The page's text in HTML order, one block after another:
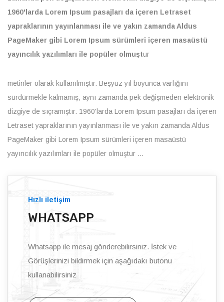
1960'larda Lorem Ipsum pasajları da içeren Letraset
yapraklarının yayınlanması ile ve yakın zamanda Aldus
PageMaker gibi Lorem Ipsum sürümleri içeren masaüstü
yayıncılık yazılımları ile popüler olmuştur
metinler olarak kullanılmıştır. Beşyüz yıl boyunca varlığını
sürdürmekle kalmamış, aynı zamanda pek değişmeden elektronik
dizgiye de sıçramıştır. 1960'larda Lorem Ipsum pasajları da içeren
Letraset yapraklarının yayınlanması ile ve yakın zamanda Aldus
PageMaker gibi Lorem Ipsum sürümleri içeren masaüstü
yayıncılık yazılımları ile popüler olmuştur ...
Hızlı iletişim
WHATSAPP
Whatsapp ile mesaj gönderebilirsiniz. İstek ve
Görüşlerinizi bildirmek için aşağıdakı butonu
kullanabilirsiniz